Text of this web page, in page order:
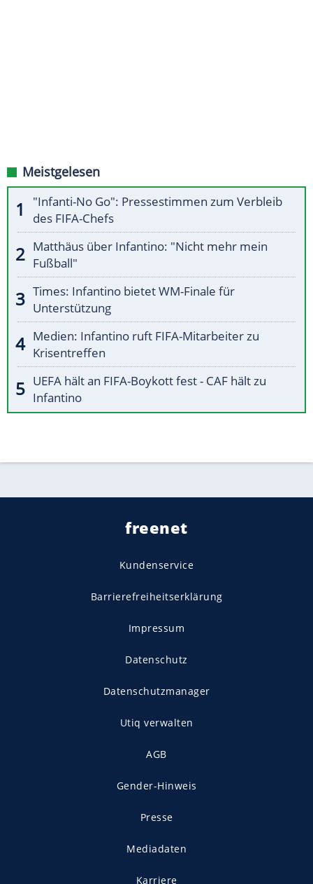
Meistgelesen
"Infanti-No Go": Pressestimmen zum Verbleib
des FIFA-Chefs
Matthäus über Infantino: "Nicht mehr mein
Fußball"
Times: Infantino bietet WM-Finale für
Unterstützung
Medien: Infantino ruft FIFA-Mitarbeiter zu
Krisentreffen
UEFA hält an FIFA-Boykott fest - CAF hält zu
Infantino
freenet
Kundenservice
Barrierefreiheitserklärung
Impressum
Datenschutz
Datenschutzmanager
Utiq verwalten
AGB
Gender-Hinweis
Presse
Mediadaten
Karriere